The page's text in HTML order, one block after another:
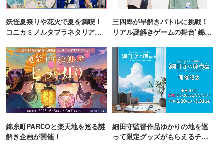
妖怪夏祭りや花火で夏を満喫！
コニカミノルタプラネタリア
三四郎が早解きバトルに挑戦！
リアル謎解きゲームの舞台"錦糸
錦糸町PARCOと楽天地を巡る謎
解き企画が開催！
細田守監督作品ゆかりの地を巡
って限定グッズがもらえるチャ